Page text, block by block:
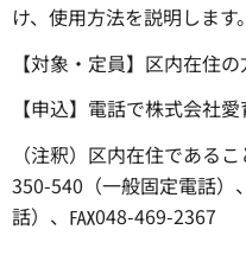
け、使用方法を説明します。
【対象・定員】区内在住の
【申込】電話で株式会社
（注釈）区内在住である
350-540（一般固定電話
話）、℻048-469-2367